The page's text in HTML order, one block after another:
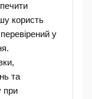
користь
у
та
при